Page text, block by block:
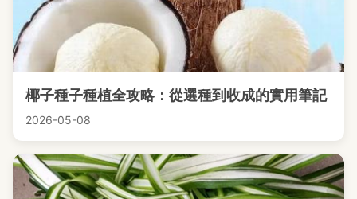
椰子種子種植全攻略：從選種到收成的實用筆記
2026-05-08